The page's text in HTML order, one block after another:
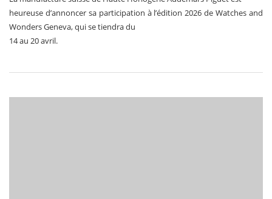
heureuse d’annoncer sa participation à l’édition 2026 de Watches and
Wonders Geneva, qui se tiendra du
14 au 20 avril.